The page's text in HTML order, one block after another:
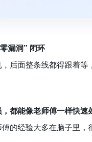
漏洞” 闭环
后面整条线都得跟着
都能像老师傅一样快速
的经验大多在脑子里，